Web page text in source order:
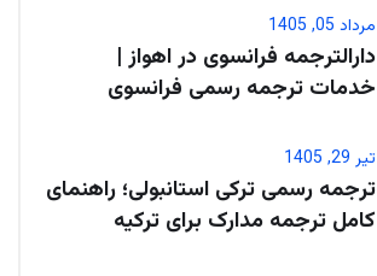
مرداد 05, 1405
دارالترجمه فرانسوی در اهواز |
خدمات ترجمه رسمی فرانسوی
تیر 29, 1405
ترجمه رسمی ترکی استانبولی؛ راهنمای
کامل ترجمه مدارک برای ترکیه